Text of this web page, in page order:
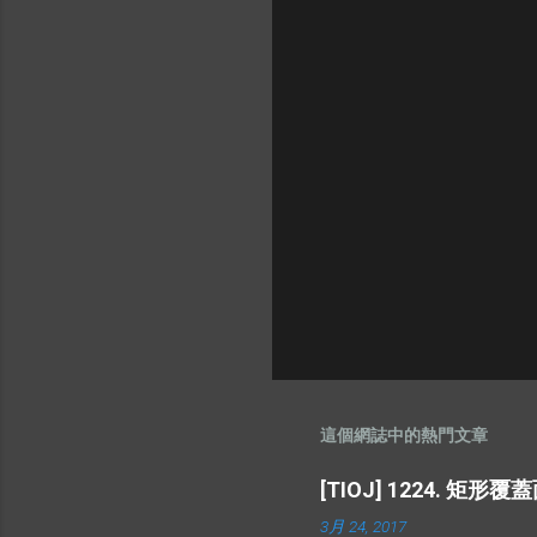
這個網誌中的熱門文章
[TIOJ] 1224. 矩形覆
3月 24, 2017